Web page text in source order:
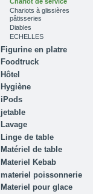
Chariots à glissières
pâtisseries
Diables
ECHELLES
Figurine en platre
Foodtruck
Hôtel
Hygiène
iPods
jetable
Lavage
Linge de table
Matériel de table
Materiel Kebab
materiel poissonnerie
Materiel pour glace